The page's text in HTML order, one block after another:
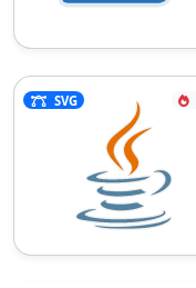
SVG